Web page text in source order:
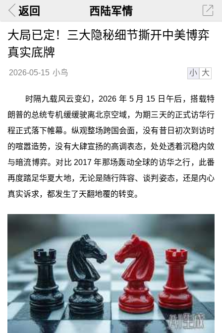
返回 西陆军情
大局已定！三大隐秘细节撕开中美博弈
真实底牌
2026-05-15 小鸟 小 大
时隔九载风云变幻，2026 年 5 月 15 日午后，搭载特
朗普的总统专机缓缓驶离北京空域，为期三天的正式访华行
程正式落下帷幕。纵观整场跨国会面，没有昔日初次到访时
的喧嚣造势，没有大肆宣扬的高调表态，处处透着沉稳内敛
与暗流博弈。对比 2017 年那场轰动全球的访华之行，此番
再度踏足华夏大地，无论是随行阵容、谈判姿态，还是内心
真实诉求，都发生了天翻地覆的转变。